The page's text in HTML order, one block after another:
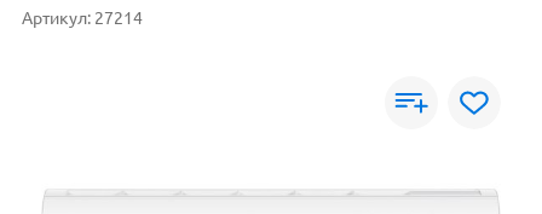
Артикул: 27214